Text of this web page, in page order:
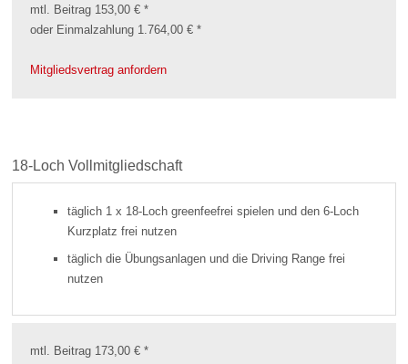
mtl. Beitrag 153,00 € *
oder Einmalzahlung 1.764,00 € *
Mitgliedsvertrag anfordern
18-Loch Vollmitgliedschaft
täglich 1 x 18-Loch greenfeefrei spielen und den 6-Loch
Kurzplatz frei nutzen
täglich die Übungsanlagen und die Driving Range frei
nutzen
mtl. Beitrag 173,00 € *